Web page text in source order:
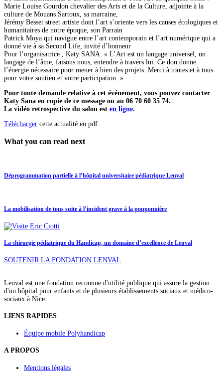
Marie Louise Gourdon chevalier des Arts et de la Culture, adjointe à la
culture de Mouans Sartoux, sa marraine,
Jérémy Besset street artiste dont l’art s’oriente vers les causes écologiques et
humanitaires de notre époque, son Parrain
Patrick Moya qui navigue entre l’art contemporain et l’art numérique qui a
donné vie à sa Second Life, invité d’honneur
Pour l’organisatrice , Katy SANA: « L’Art est un langage universel, un
langage de l’âme, faisons nous, entendre à travers lui. Ce don donne
l’énergie nécessaire pour mener à bien des projets. Merci à toutes et à tous
pour votre soutien et votre participation. »
Pour toute demande relative à cet événement, vous pouvez contacter
Katy Sana en copie de ce message ou au 06 70 60 35 74.
La vidéo retrospective du salon est en ligne.
Télécharger cette actualité en pdf.
What you can read next
Déprogrammation partielle à l’hôpital universitaire pédiatrique Lenval
La mobilisation de tous suite à l’incident grave à la pouponnière
La chirurgie pédiatrique du Handicap, un domaine d’excellence de Lenval
SOUTENIR LA FONDATION LENVAL
Lenval est une fondation reconnue d'utilité publique qui assure la gestion
d'un hôpital pour enfants et de plusieurs établissements sociaux et médico-
sociaux à Nice.
LIENS RAPIDES
Équipe mobile Polyhandicap
A PROPOS
Mentions légales